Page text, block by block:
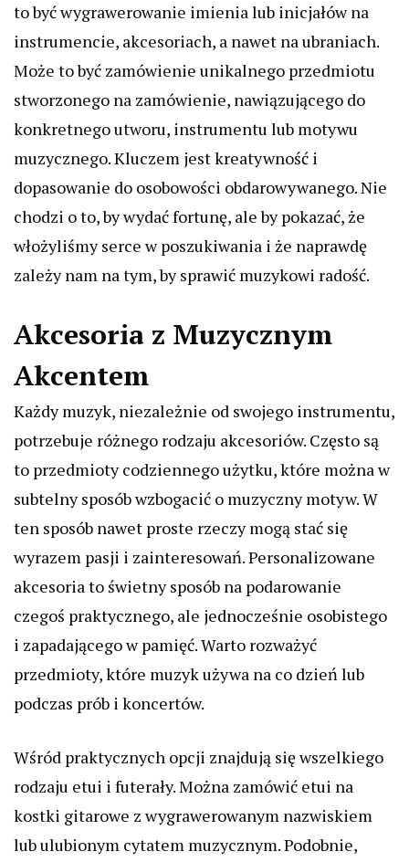
to być wygrawerowanie imienia lub inicjałów na
instrumencie, akcesoriach, a nawet na ubraniach.
Może to być zamówienie unikalnego przedmiotu
stworzonego na zamówienie, nawiązującego do
konkretnego utworu, instrumentu lub motywu
muzycznego. Kluczem jest kreatywność i
dopasowanie do osobowości obdarowywanego. Nie
chodzi o to, by wydać fortunę, ale by pokazać, że
włożyliśmy serce w poszukiwania i że naprawdę
zależy nam na tym, by sprawić muzykowi radość.
Akcesoria z Muzycznym
Akcentem
Każdy muzyk, niezależnie od swojego instrumentu,
potrzebuje różnego rodzaju akcesoriów. Często są
to przedmioty codziennego użytku, które można w
subtelny sposób wzbogacić o muzyczny motyw. W
ten sposób nawet proste rzeczy mogą stać się
wyrazem pasji i zainteresowań. Personalizowane
akcesoria to świetny sposób na podarowanie
czegoś praktycznego, ale jednocześnie osobistego
i zapadającego w pamięć. Warto rozważyć
przedmioty, które muzyk używa na co dzień lub
podczas prób i koncertów.
Wśród praktycznych opcji znajdują się wszelkiego
rodzaju etui i futerały. Można zamówić etui na
kostki gitarowe z wygrawerowanym nazwiskiem
lub ulubionym cytatem muzycznym. Podobnie,